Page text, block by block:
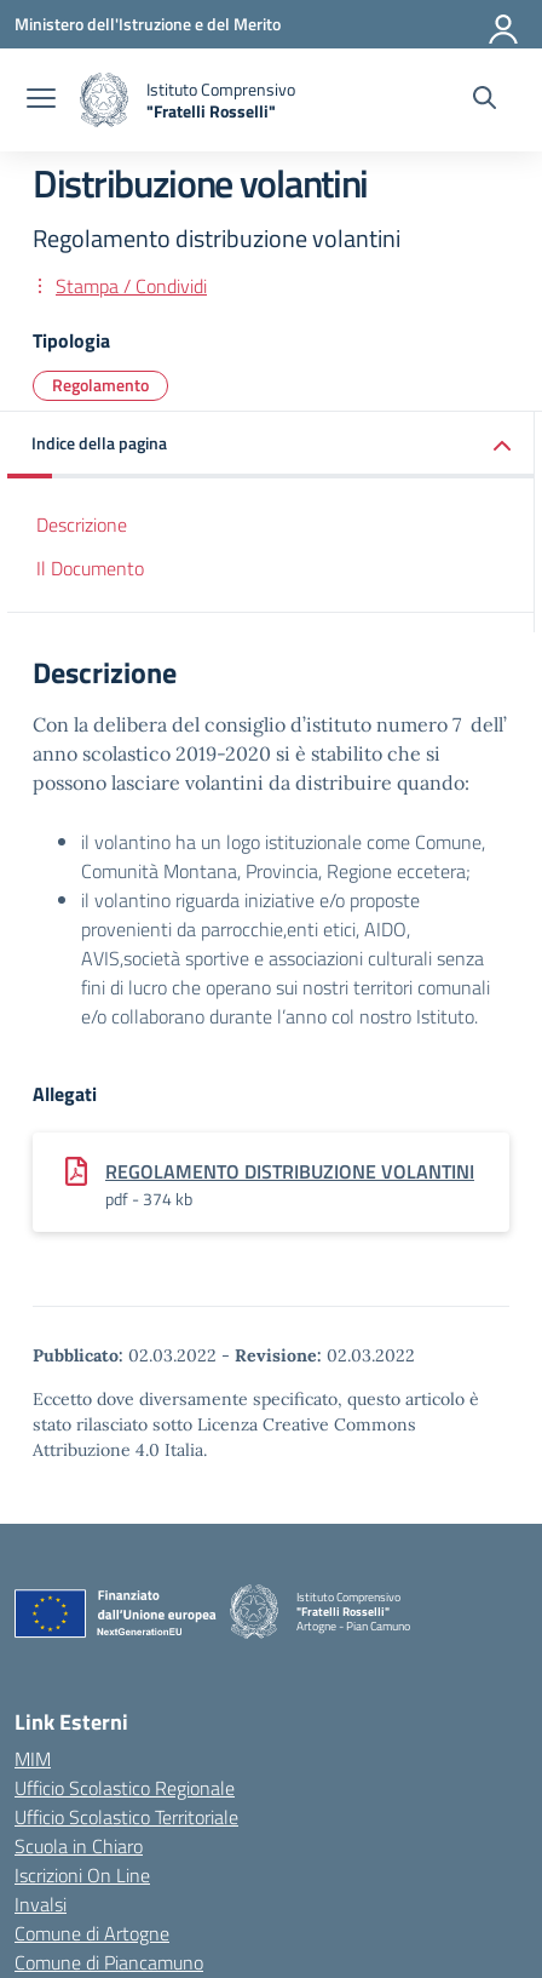
Vai ai contenuti
Vai al menu di navigazione
Vai al footer
Ministero dell'Istruzione e del Merito
Istituto Comprensivo
"Fratelli Rosselli"
Distribuzione volantini
Regolamento distribuzione volantini
Stampa / Condividi
Tipologia
Regolamento
Indice della pagina
Descrizione
Il Documento
Descrizione
Con la delibera del consiglio d’istituto numero 7 dell’
anno scolastico 2019-2020 si è stabilito che si
possono lasciare volantini da distribuire quando:
il volantino ha un logo istituzionale come Comune,
Comunità Montana, Provincia, Regione eccetera;
il volantino riguarda iniziative e/o proposte
provenienti da parrocchie,enti etici, AIDO,
AVIS,società sportive e associazioni culturali senza
fini di lucro che operano sui nostri territori comunali
e/o collaborano durante l’anno col nostro Istituto.
Allegati
REGOLAMENTO DISTRIBUZIONE VOLANTINI
pdf - 374 kb
Pubblicato: 02.03.2022 - Revisione: 02.03.2022
Eccetto dove diversamente specificato, questo articolo è
stato rilasciato sotto Licenza Creative Commons
Attribuzione 4.0 Italia.
Istituto Comprensivo
"Fratelli Rosselli"
Artogne - Pian Camuno
— Visita la pagina iniziale della scuola
Link Esterni
MIM
Ufficio Scolastico Regionale
Ufficio Scolastico Territoriale
Scuola in Chiaro
Iscrizioni On Line
Invalsi
Comune di Artogne
Comune di Piancamuno